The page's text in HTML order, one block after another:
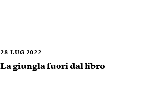
28 LUG 2022
La giungla fuori dal libro